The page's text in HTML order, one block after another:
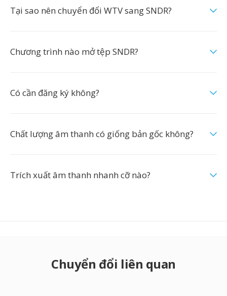
Tại sao nên chuyển đổi WTV sang SNDR?
Chương trình nào mở tệp SNDR?
Có cần đăng ký không?
Chất lượng âm thanh có giống bản gốc không?
Trích xuất âm thanh nhanh cỡ nào?
Chuyển đổi liên quan